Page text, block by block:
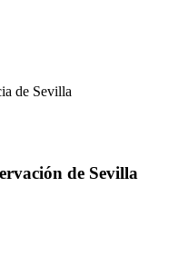
de Sevilla
de Sevilla